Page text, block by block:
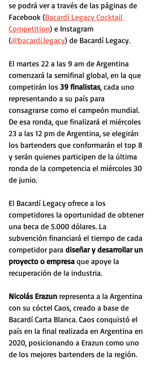
se podrá ver a través de las páginas de
Facebook (Bacardí Legacy Cocktail
Competition) e Instagram
(@bacardi.legacy) de Bacardí Legacy.
El martes 22 a las 9 am de Argentina
comenzará la semifinal global, en la que
competirán los 39 finalistas, cada uno
representando a su país para
consagrarse como el campeón mundial.
De esa ronda, que finalizará el miércoles
23 a las 12 pm de Argentina, se elegirán
los bartenders que conformarán el top 8
y serán quienes participen de la última
ronda de la competencia el miércoles 30
de junio.
El Bacardí Legacy ofrece a los
competidores la oportunidad de obtener
una beca de 5.000 dólares. La
subvención financiará el tiempo de cada
competidor para diseñar y desarrollar un
proyecto o empresa que apoye la
recuperación de la industria.
Nicolás Erazun representa a la Argentina
con su cóctel Caos, creado a base de
Bacardí Carta Blanca. Caos conquistó el
país en la final realizada en Argentina en
2020, posicionando a Erazun como uno
de los mejores bartenders de la región.